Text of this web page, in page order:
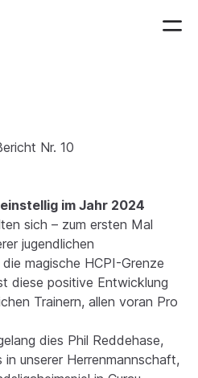
Nr. 10
im Jahr 2024
sich – zum ersten Mal
jugendlichen
magische HCPI-Grenze
diese positive Entwicklung
Trainern, allen voran Pro
dies Phil Reddehase,
in unserer Herrenmannschaft,